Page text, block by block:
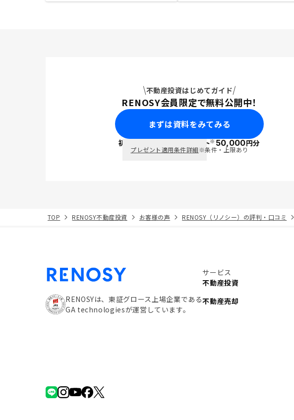
不動産投資はじめてガイド
RENOSY会員限定で無料公開中！
まずは資料をみてみる
初回面談で ポイント※50,000円分
プレゼント適用条件詳細※条件・上限あり
TOP RENOSY不動産投資 お客様の声 RENOSY（リノシー）の評判・口コミ
RENOSYは、東証グロース上場企業である
GA technologiesが運営しています。
サービス
不動産投資
不動産売却